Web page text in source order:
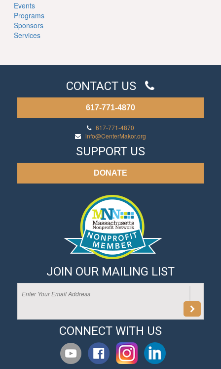
Events
Programs
Sponsors
Services
CONTACT US
617-771-4870
617-771-4870
info@CenterMakor.org
SUPPORT US
DONATE
JOIN OUR MAILING LIST
CONNECT WITH US